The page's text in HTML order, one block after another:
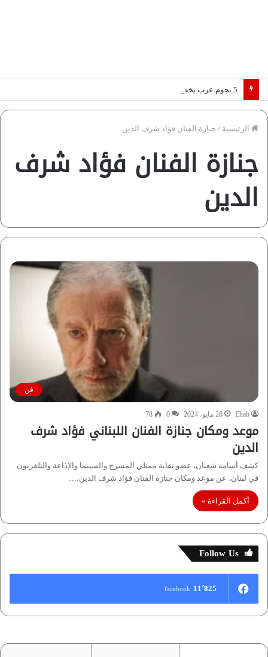
الرئيسية / جنازة الفنان فؤاد شرف الدين
جنازة الفنان فؤاد شرف
الدين
فن
Ehab 28 مايو، 2024 0
78
موعد ومكان جنازة الفنان اللبناني فؤاد شرف
الدين
كشف أسامة شعبان، عضو نقابة ممثلي المسرح والسينما والإذاعة والتلفزيون
في لبنان، عن موعد ومكان جنازة الفنان فؤاد شرف الدين،…
أكمل القراءة »
Follow Us
11٬825 facebook